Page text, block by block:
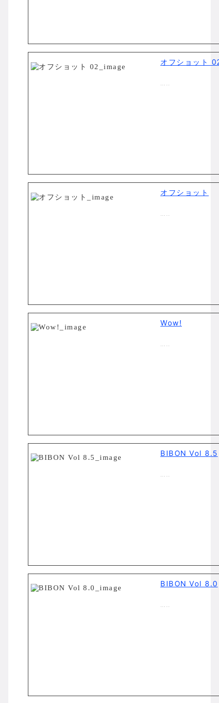
オフショット
…..
オフショット
…..
Wow!
…..
BIBON Vol 8.5
…..
BIBON Vol 8.0
…..